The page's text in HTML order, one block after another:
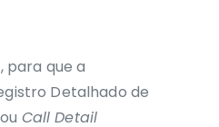
para que a
Detalhado de
Call Detail